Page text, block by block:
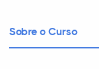
Sobre o Curso